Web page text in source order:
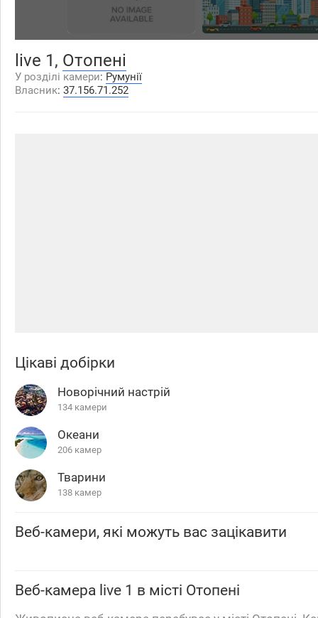
live 1, Отопені
У розділі камери: Румунії
Власник: 37.156.71.252
Цікаві добірки
Новорічний настрій
134 камери
Океани
206 камер
Тварини
138 камер
Веб-камери, які можуть вас зацікавити
Веб-камера live 1 в місті Отопені